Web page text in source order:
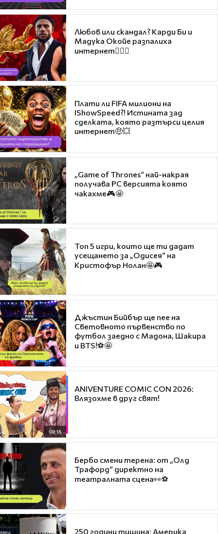
Любов или скандал? Карди Би и
Мадука Окойе разпалиха
интернет❤️‍🔥🔥
Плати ли FIFA милиони на
IShowSpeed?! Истината зад
сделката, която разтърси целия
интернет🤑💥
„Game of Thrones“ най-накрая
получава PC версията която
чакахме🎮🤩
Топ 5 игри, които ще ти дадат
усещането за „Одисея“ на
Кристофър Нолан🤩🎮
Джъстин Бийбър ще пее на
Световното първенство по
футбол заедно с Мадона, Шакира
и BTS!⚽🤩
08:16
ANIVENTURE COMIC CON 2026:
Влязохме в друг свят!
Бербо смени терена: от „Олд
Трафорд“ директно на
театралната сцена👀⚽
250 години тишина: Америка